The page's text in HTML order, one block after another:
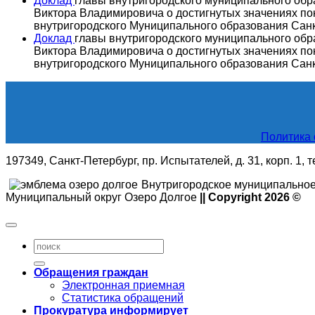
Виктора Владимировича о достигнутых значениях
внутригородского Муниципального образования
Доклад главы внутригородского муниципального
Виктора Владимировича о достигнутых значениях
внутригородского Муниципального образования
197349, Санкт-Петербург, пр. Испытателей, д. 31, корп.
Внутригородское
Муниципальный округ Озеро Долгое
|| Copyright 2026 ©
Обращения граждан
Электронная приемная
Статистика обращений
Прокуратура информирует